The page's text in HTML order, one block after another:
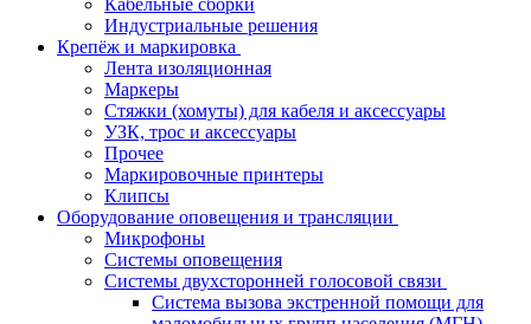
Кабельные сборки
Индустриальные решения
Крепёж и маркировка
Лента изоляционная
Маркеры
Стяжки (хомуты) для кабеля и аксессуары
УЗК, трос и аксессуары
Прочее
Маркировочные принтеры
Клипсы
Оборудование оповещения и трансляции
Микрофоны
Системы оповещения
Системы двухсторонней голосовой связи
Система вызова экстренной помощи для